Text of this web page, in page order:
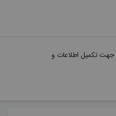
جهت تکمیل اطلاعات و